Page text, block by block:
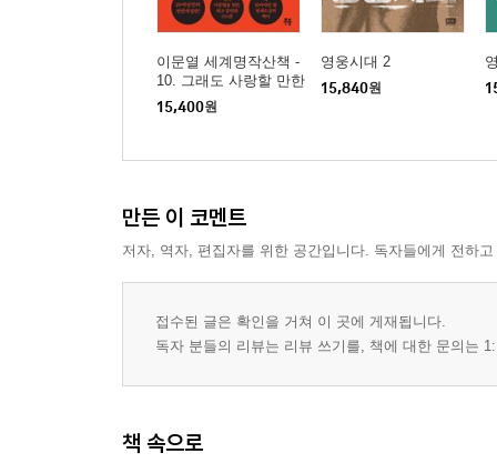
이문열 세계명작산책 -
10. 그래도 사랑할 만한
인간
15,400원
영웅시대 2
15,840원
만든 이 코멘트
저자, 역자, 편집자를 위한 공간입니다. 독자들에게 전하
접수된 글은 확인을 거쳐 이 곳에 게재됩니다.
독자 분들의 리뷰는 리뷰 쓰기를, 책에 대한 문의는
책 속으로